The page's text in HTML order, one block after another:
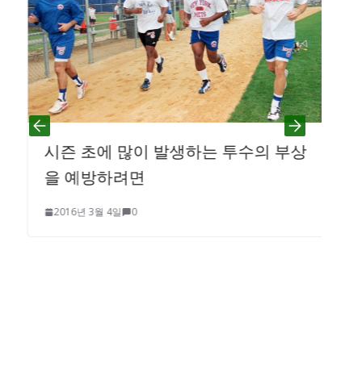
시즌 초에 많이 발생하는 투수의 부상
을 예방하려면
2016년 3월 4일 0